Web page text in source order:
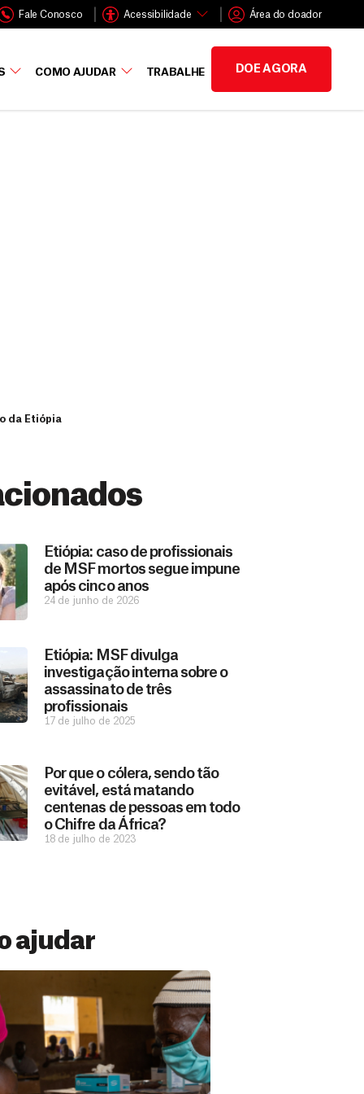
Fale Conosco Acessibilidade Área do doador
COMO AJUDAR TRABALHE DOE AGORA
da Etiópia
Etiópia: caso de profissionais
de MSF mortos segue impune
após cinco anos
24 de junho de 2026
Etiópia: MSF divulga
investigação interna sobre o
assassinato de três
profissionais
17 de julho de 2025
Por que o cólera, sendo tão
evitável, está matando
centenas de pessoas em todo
o Chifre da África?
18 de julho de 2023
ajudar